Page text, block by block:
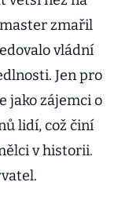
zmařil
vládní
Jen pro
jako zájemci o
lidí, což činí
v historii.